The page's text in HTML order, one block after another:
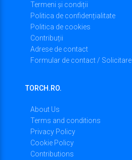
Termeni și condiții
Politica de confidențialitate
Politica de cookies
Contribuții
Adrese de contact
Formular de contact / Solicitare
TORCH.RO.
About Us
Terms and conditions
Privacy Policy
Cookie Policy
Contributions